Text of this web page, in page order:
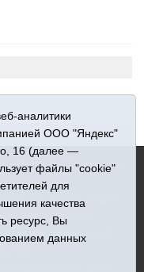
«Новости Юргинского
ФС 77 - 66052 выдан
в сфере связи,
аналитики
ООО "Яндекс"
16 (далее —
файлы "cookie"
для
качества
ресурс, Вы
данных